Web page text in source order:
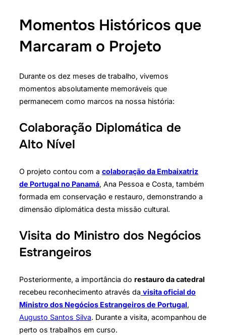
Momentos Históricos que
Marcaram o Projeto
Durante os dez meses de trabalho, vivemos
momentos absolutamente memoráveis que
permanecem como marcos na nossa história:
Colaboração Diplomática de
Alto Nível
O projeto contou com a colaboração da Embaixatriz
de Portugal no Panamá, Ana Pessoa e Costa, também
formada em conservação e restauro, demonstrando a
dimensão diplomática desta missão cultural.
Visita do Ministro dos Negócios
Estrangeiros
Posteriormente, a importância do restauro da catedral
recebeu reconhecimento através da visita oficial do
Ministro dos Negócios Estrangeiros de Portugal,
Augusto Santos Silva. Durante a visita, acompanhou de
perto os trabalhos em curso.